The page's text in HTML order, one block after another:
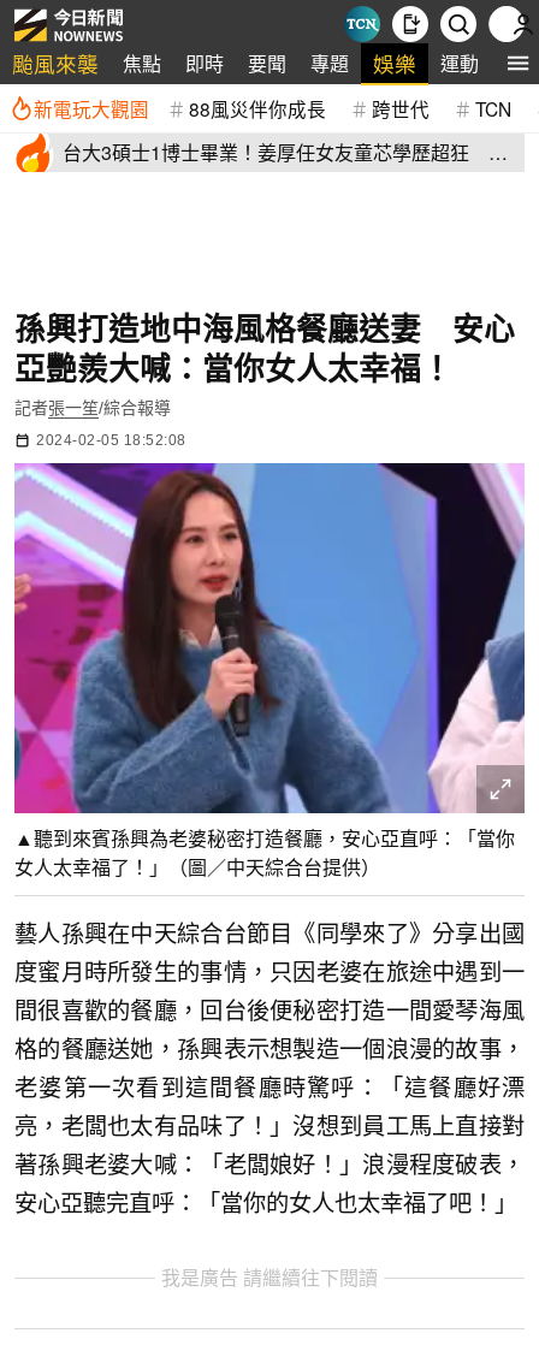
颱風來襲 焦點 即時 要聞 專題 娛樂 運動 全
新電玩大觀園 88風災伴你成長 跨世代 TCN
台大3碩士1博士畢業！姜厚任女友童芯學歷超狂 他
孫興打造地中海風格餐廳送妻 安心
亞艷羨大喊：當你女人太幸福！
記者張一笙/綜合報導
2024-02-05 18:52:08
▲聽到來賓孫興為老婆秘密打造餐廳，安心亞直呼：「當你
女人太幸福了！」（圖／中天綜合台提供）
藝人孫興在中天綜合台節目《同學來了》分享出國
度蜜月時所發生的事情，只因老婆在旅途中遇到一
間很喜歡的餐廳，回台後便秘密打造一間愛琴海風
格的餐廳送她，孫興表示想製造一個浪漫的故事，
老婆第一次看到這間餐廳時驚呼：「這餐廳好漂
亮，老闆也太有品味了！」沒想到員工馬上直接對
著孫興老婆大喊：「老闆娘好！」浪漫程度破表，
安心亞聽完直呼：「當你的女人也太幸福了吧！」
我是廣告 請繼續往下閱讀